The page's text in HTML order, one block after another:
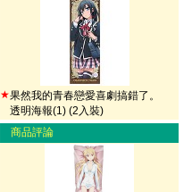
名偵探柯南 劇場版(2024) - 100萬美
元的五稜星 DVD (雙語版)
NT$ 480
NT$ 470
★果然我的青春戀愛喜劇搞錯了。
透明海報(1) (2入裝)
商品評論